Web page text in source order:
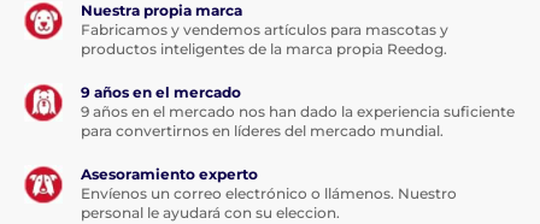
Nuestra propia marca
Fabricamos y vendemos artículos para mascotas y
productos inteligentes de la marca propia Reedog.
9 años en el mercado
9 años en el mercado nos han dado la experiencia suficiente
para convertirnos en líderes del mercado mundial.
Asesoramiento experto
Envíenos un correo electrónico o llámenos. Nuestro
personal le ayudará con su eleccion.